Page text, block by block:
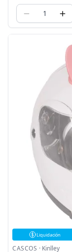
Liquidación
CASCOS · Kinlley